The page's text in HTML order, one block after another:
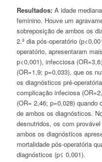
Resultados: A idade
feminino. Houve um
sobreposição de ambos os
2.º dia pós-operatório
operatório, apresentaram
p<0,001), infecciosa
(OR=1,9; p=0,033), que os
os diagnósticos pré-
complicação infeciosa
(OR= 2,46; p=0,028) quando
de ambos os diagnósticos.
desnutridos, os com
ambos os diagnósticos
mortalidade pós-operatória
diagnósticos (p≤ 0,001).